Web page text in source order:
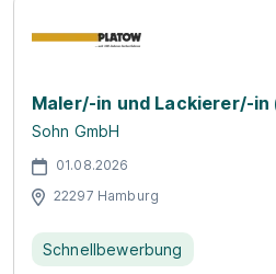
Maler/-in und Lackierer/-in
Sohn GmbH
01.08.2026
22297 Hamburg
Schnellbewerbung